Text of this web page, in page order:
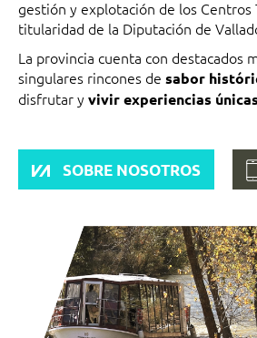
gestión y explotación de los Centros
titularidad de la Diputación de
La provincia cuenta con destacados
singulares rincones de sabor
disfrutar y vivir experiencias únicas
SOBRE NOSOTROS